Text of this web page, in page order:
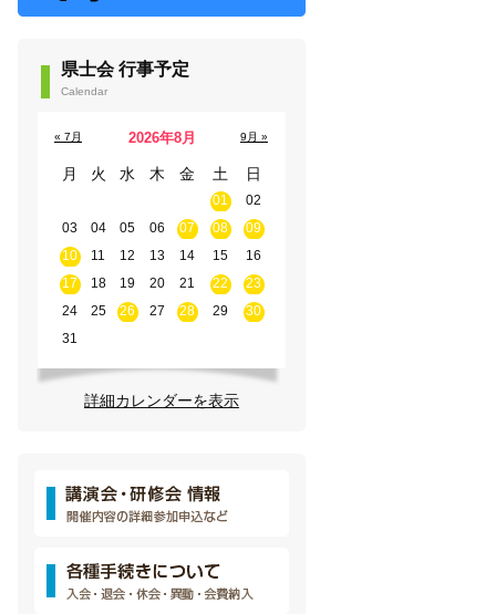
県士会 行事予定
Calendar
2026年8月
月 火 水 木 金 土 日
01
02
03
04 05 06 07 08
09
10
11 12 13 14 15
16
17
18 19 20 21 22
23
24
25 26 27 28 29
30
31
« 7月 9月 »
詳細カレンダーを表示